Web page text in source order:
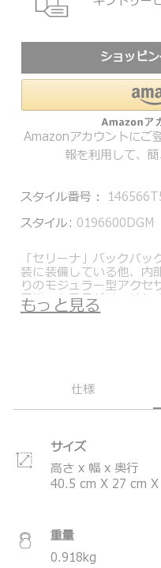
ショッピ
Amazonアカウントにご
報を利用して、
スタイル番号：
スタイル: 0196600DGM
「セリーナ」バックパ
装に装備している他、内
りのモジュラー型アクセ
日常の必需品だけではな
PC、デバイス機器等を効
トゥミのこだわりの品質
の女性が求める洗練され
ッセンスを加えた
えたコレクションです。
＊製品の仕様は予告なく
もっと見る
仕様
サイズ
高さ x 幅 x 奥行
40.5 cm X 27 cm X
重量
0.918kg